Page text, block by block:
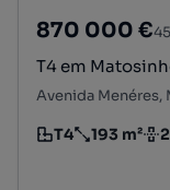
870 000 €
T4 em
Tipologia
T4
Preço por metro
193 m²
Andar